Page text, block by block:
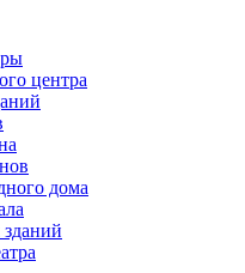
центра
дома